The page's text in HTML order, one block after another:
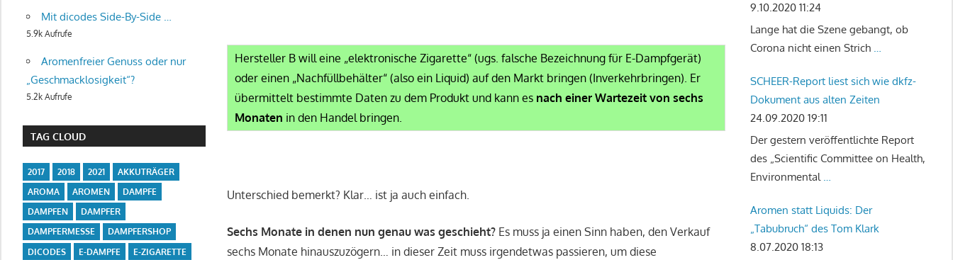
Hersteller B will eine „elektronische Zigarette“ (ugs. falsche Bezeichnung für E-Dampfgerät)
oder einen „Nachfüllbehälter“ (also ein Liquid) auf den Markt bringen (Inverkehrbringen). Er
übermittelt bestimmte Daten zu dem Produkt und kann es nach einer Wartezeit von sechs
Monaten in den Handel bringen.
Unterschied bemerkt? Klar… ist ja auch einfach.
Sechs Monate in denen nun genau was geschieht? Es muss ja einen Sinn haben, den Verkauf
sechs Monate hinauszuzögern… in dieser Zeit muss irgendetwas passieren, um diese
Mit dicodes Side-By-Side …
5.9k Aufrufe
Aromenfreier Genuss oder nur
„Geschmacklosigkeit“?
5.2k Aufrufe
TAG CLOUD
2017 2018 2021
AKKUTRÄGER
AROMA
AROMEN
DAMPFE
DAMPFEN
DAMPFER
DAMPFERMESSE
DAMPFERSHOP
DICODES
E-DAMPFE
E-ZIGARETTE
9.10.2020 11:24
Lange hat die Szene gebangt, ob
Corona nicht einen Strich …
SCHEER-Report liest sich wie dkfz-
Dokument aus alten Zeiten
24.09.2020 19:11
Der gestern veröffentlichte Report
des „Scientific Committee on Health,
Environmental …
Aromen statt Liquids: Der
„Tabubruch“ des Tom Klark
8.07.2020 18:13